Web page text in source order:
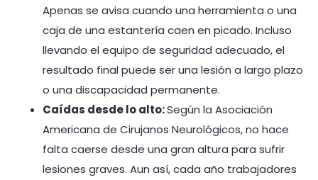
Apenas se avisa cuando una herramienta o una
caja de una estantería caen en picado. Incluso
llevando el equipo de seguridad adecuado, el
resultado final puede ser una lesión a largo plazo
o una discapacidad permanente.
Caídas desde lo alto:Según la Asociación
Americana de Cirujanos Neurológicos, no hace
falta caerse desde una gran altura para sufrir
lesiones graves. Aun así, cada año trabajadores